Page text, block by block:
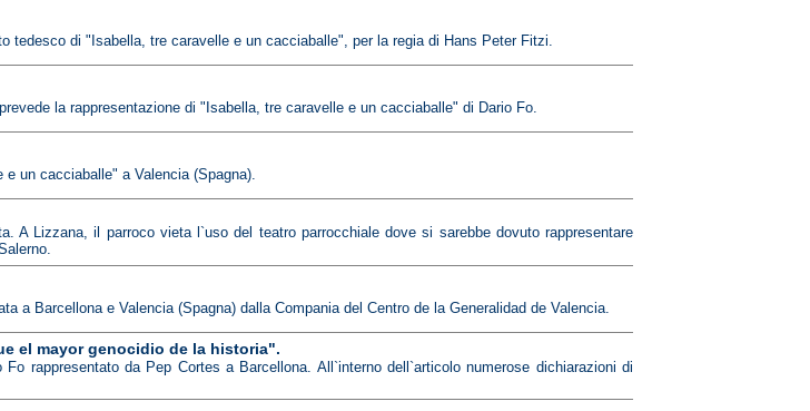
tedesco di "Isabella, tre caravelle e un cacciaballe", per la regia di Hans Peter Fitzi.
la rappresentazione di "Isabella, tre caravelle e un cacciaballe" di Dario Fo.
un cacciaballe" a Valencia (Spagna).
A Lizzana, il parroco vieta l`uso del teatro parrocchiale dove si sarebbe dovuto rappresentare
a Barcellona e Valencia (Spagna) dalla Compania del Centro de la Generalidad de Valencia.
el mayor genocidio de la historia".
rappresentato da Pep Cortes a Barcellona. All`interno dell`articolo numerose dichiarazioni di